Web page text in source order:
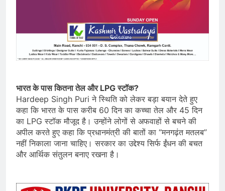
भारत के पास कितना तेल और LPG स्टॉक?
Hardeep Singh Puri ने स्थिति को लेकर बड़ा बयान देते हुए
कहा कि भारत के पास करीब 60 दिन का कच्चा तेल और 45 दिन
का LPG स्टॉक मौजूद है। उन्होंने लोगों से अफवाहों से बचने की
अपील करते हुए कहा कि प्रधानमंत्री की बातों का “मनगढ़ंत मतलब”
नहीं निकाला जाना चाहिए। सरकार का उद्देश्य सिर्फ ईंधन की बचत
और आर्थिक संतुलन बनाए रखना है।